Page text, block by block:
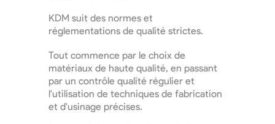
KDM suit des normes et
réglementations de qualité strictes.
Tout commence par le choix de
matériaux de haute qualité, en passant
par un contrôle qualité régulier et
l'utilisation de techniques de fabrication
et d'usinage précises.